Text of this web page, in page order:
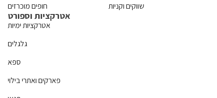
חופים מוכרזים
שווקים וקניות
אטרקציות וספורט
אטרקציות ימיות
גלגלים
ספא
פארקים ואתרי בילוי